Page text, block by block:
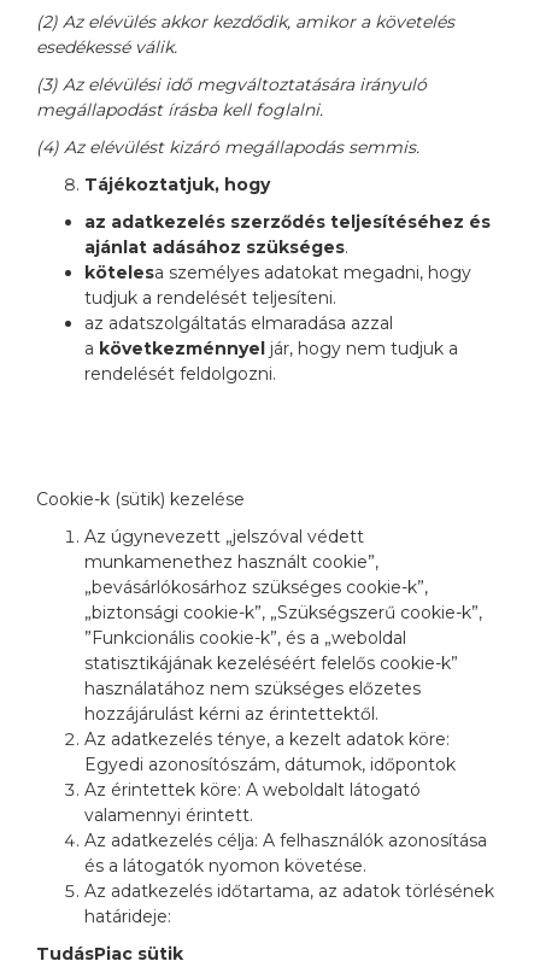
(2) Az elévülés akkor kezdődik, amikor a követelés
esedékessé válik.
(3) Az elévülési idő megváltoztatására irányuló
megállapodást írásba kell foglalni.
(4) Az elévülést kizáró megállapodás semmis.
Tájékoztatjuk, hogy
az adatkezelés szerződés teljesítéséhez és
ajánlat adásához szükséges.
kötelesa személyes adatokat megadni, hogy
tudjuk a rendelését teljesíteni.
az adatszolgáltatás elmaradása azzal
a következménnyel jár, hogy nem tudjuk a
rendelését feldolgozni.
Cookie-k (sütik) kezelése
Az úgynevezett „jelszóval védett
munkamenethez használt cookie”,
„bevásárlókosárhoz szükséges cookie-k”,
„biztonsági cookie-k”, „Szükségszerű cookie-k”,
”Funkcionális cookie-k”, és a „weboldal
statisztikájának kezeléséért felelős cookie-k”
használatához nem szükséges előzetes
hozzájárulást kérni az érintettektől.
Az adatkezelés ténye, a kezelt adatok köre:
Egyedi azonosítószám, dátumok, időpontok
Az érintettek köre: A weboldalt látogató
valamennyi érintett.
Az adatkezelés célja: A felhasználók azonosítása
és a látogatók nyomon követése.
Az adatkezelés időtartama, az adatok törlésének
határideje:
TudásPiac sütik